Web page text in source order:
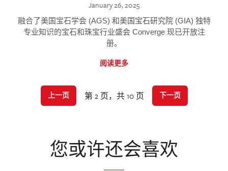
January 26, 2025
融合了美国宝石学会 (AGS) 和美国宝石研究院 (GIA) 独特
专业知识的宝石和珠宝行业盛会 Converge 现已开放注
册。
阅读更多
上一页 第 2 页，共 10 页 下一页
您或许还会喜欢